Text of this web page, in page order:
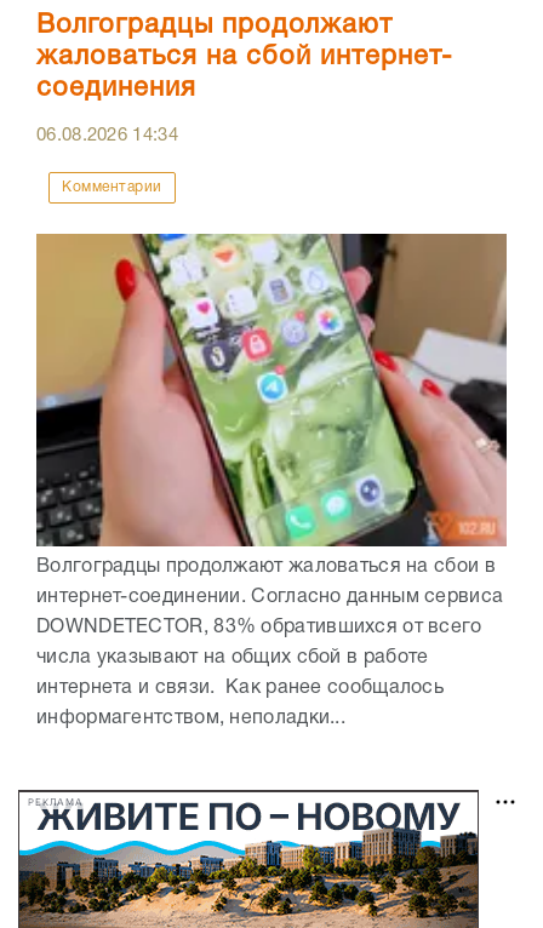
Волгоградцы продолжают
жаловаться на сбой интернет-
соединения
06.08.2026 14:34
Комментарии
Волгоградцы продолжают жаловаться на сбои в
интернет-соединении. Согласно данным сервиса
DOWNDETECTOR, 83% обратившихся от всего
числа указывают на общих сбой в работе
интернета и связи. Как ранее сообщалось
информагентством, неполадки...
РЕКЛАМА